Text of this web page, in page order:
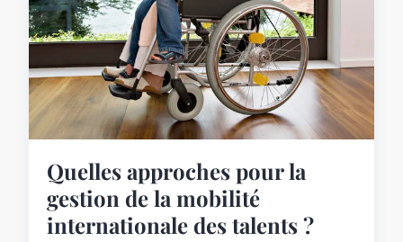
Quelles approches pour la
gestion de la mobilité
internationale des talents ?